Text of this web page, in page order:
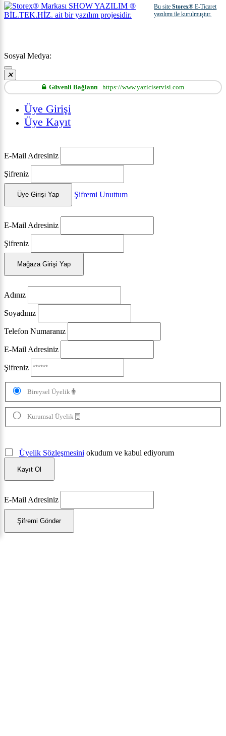
Bu siteStorex® E-Ticaret
yazılımı ile kurulmuştur.
Sosyal Medya:
Güvenli Bağlantı https://www.yaziciservisi.com
Üye Girişi
Üye Kayıt
E-Mail Adresiniz
Şifreniz
Üye Girişi Yap Şifremi Unuttum
E-Mail Adresiniz
Şifreniz
Mağaza Girişi Yap
Adınız
Soyadınız
Telefon Numaranız
E-Mail Adresiniz
Şifreniz
Bireysel Üyelik
Kurumsal Üyelik
Üyelik Sözleşmesini okudum ve kabul ediyorum
Kayıt Ol
E-Mail Adresiniz
Şifremi Gönder